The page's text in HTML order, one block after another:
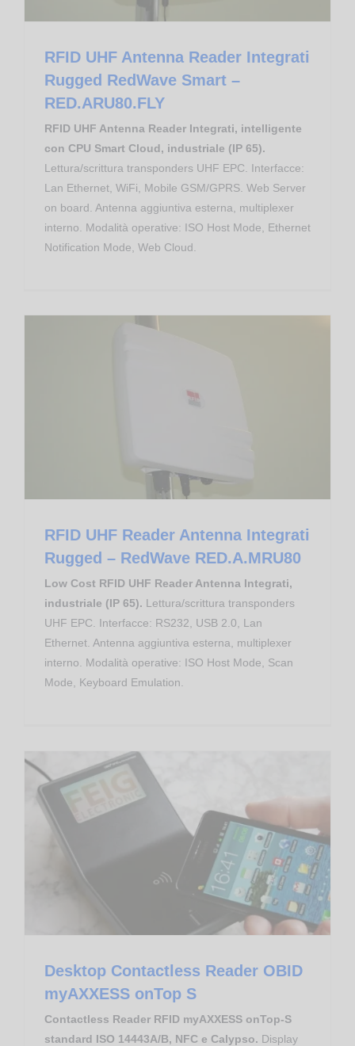
RFID UHF Antenna Reader Integrati
Rugged RedWave Smart –
RED.ARU80.FLY
RFID UHF Antenna Reader Integrati, intelligente
con CPU Smart Cloud, industriale (IP 65).
Lettura/scrittura transponders UHF EPC. Interfacce:
Lan Ethernet, WiFi, Mobile GSM/GPRS. Web Server
on board. Antenna aggiuntiva esterna, multiplexer
interno. Modalità operative: ISO Host Mode, Ethernet
Notification Mode, Web Cloud.
RFID UHF Reader Antenna Integrati
Rugged – RedWave RED.A.MRU80
Low Cost RFID UHF Reader Antenna Integrati,
industriale (IP 65). Lettura/scrittura transponders
UHF EPC. Interfacce: RS232, USB 2.0, Lan
Ethernet. Antenna aggiuntiva esterna, multiplexer
interno. Modalità operative: ISO Host Mode, Scan
Mode, Keyboard Emulation.
Desktop Contactless Reader OBID
myAXXESS onTop S
Contactless Reader RFID myAXXESS onTop-S
standard ISO 14443A/B, NFC e Calypso. Display